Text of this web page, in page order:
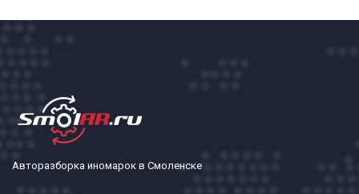
Авторазборка иномарок в Смоленске